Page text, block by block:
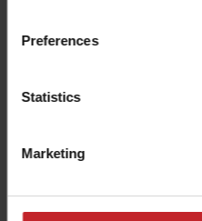
Preferences
Statistics
Marketing
Les roues
facile à